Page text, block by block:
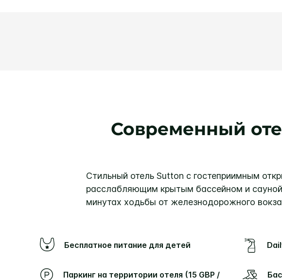
Современный
Стильный отель Sutton с гостеприимным
расслабляющим крытым бассейном и
минутах ходьбы от железнодорожного
Бесплатное питание для детей
Паркинг на территории отеля (15 GBP /